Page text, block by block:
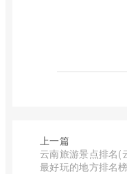
上一篇
云南旅游景点排名(
最好玩的地方排名